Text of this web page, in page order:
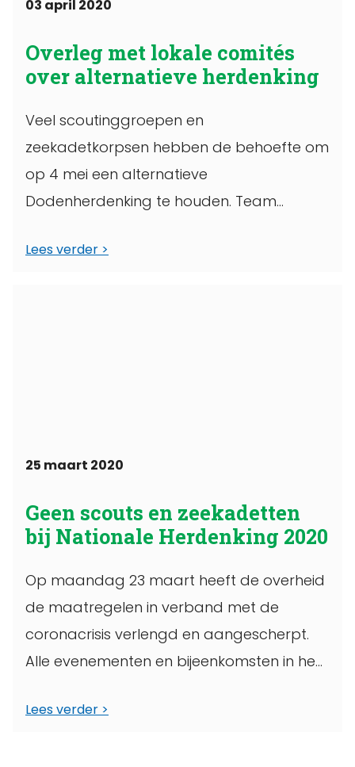
03 april 2020
Overleg met lokale comités
over alternatieve herdenking
Veel scoutinggroepen en
zeekadetkorpsen hebben de behoefte om
op 4 mei een alternatieve
Dodenherdenking te houden. Team
mee ...
Lees verder
25 maart 2020
Geen scouts en zeekadetten
bij Nationale Herdenking 2020
Op maandag 23 maart heeft de overheid
de maatregelen in verband met de
coronacrisis verlengd en aangescherpt.
Alle evenementen en bijeenkomsten in heel
Lees verder